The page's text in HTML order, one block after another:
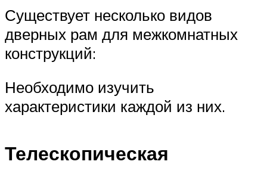
Существует несколько видов
дверных рам для межкомнатных
конструкций:
Необходимо изучить
характеристики каждой из них.
Телескопическая